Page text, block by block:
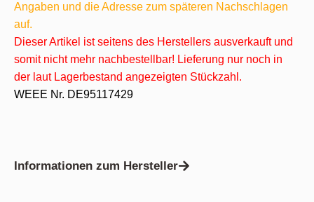
Angaben und die Adresse zum späteren Nachschlagen
auf.
Dieser Artikel ist seitens des Herstellers ausverkauft und
somit nicht mehr nachbestellbar! Lieferung nur noch in
der laut Lagerbestand angezeigten Stückzahl.
WEEE Nr. DE95117429
Informationen zum Hersteller